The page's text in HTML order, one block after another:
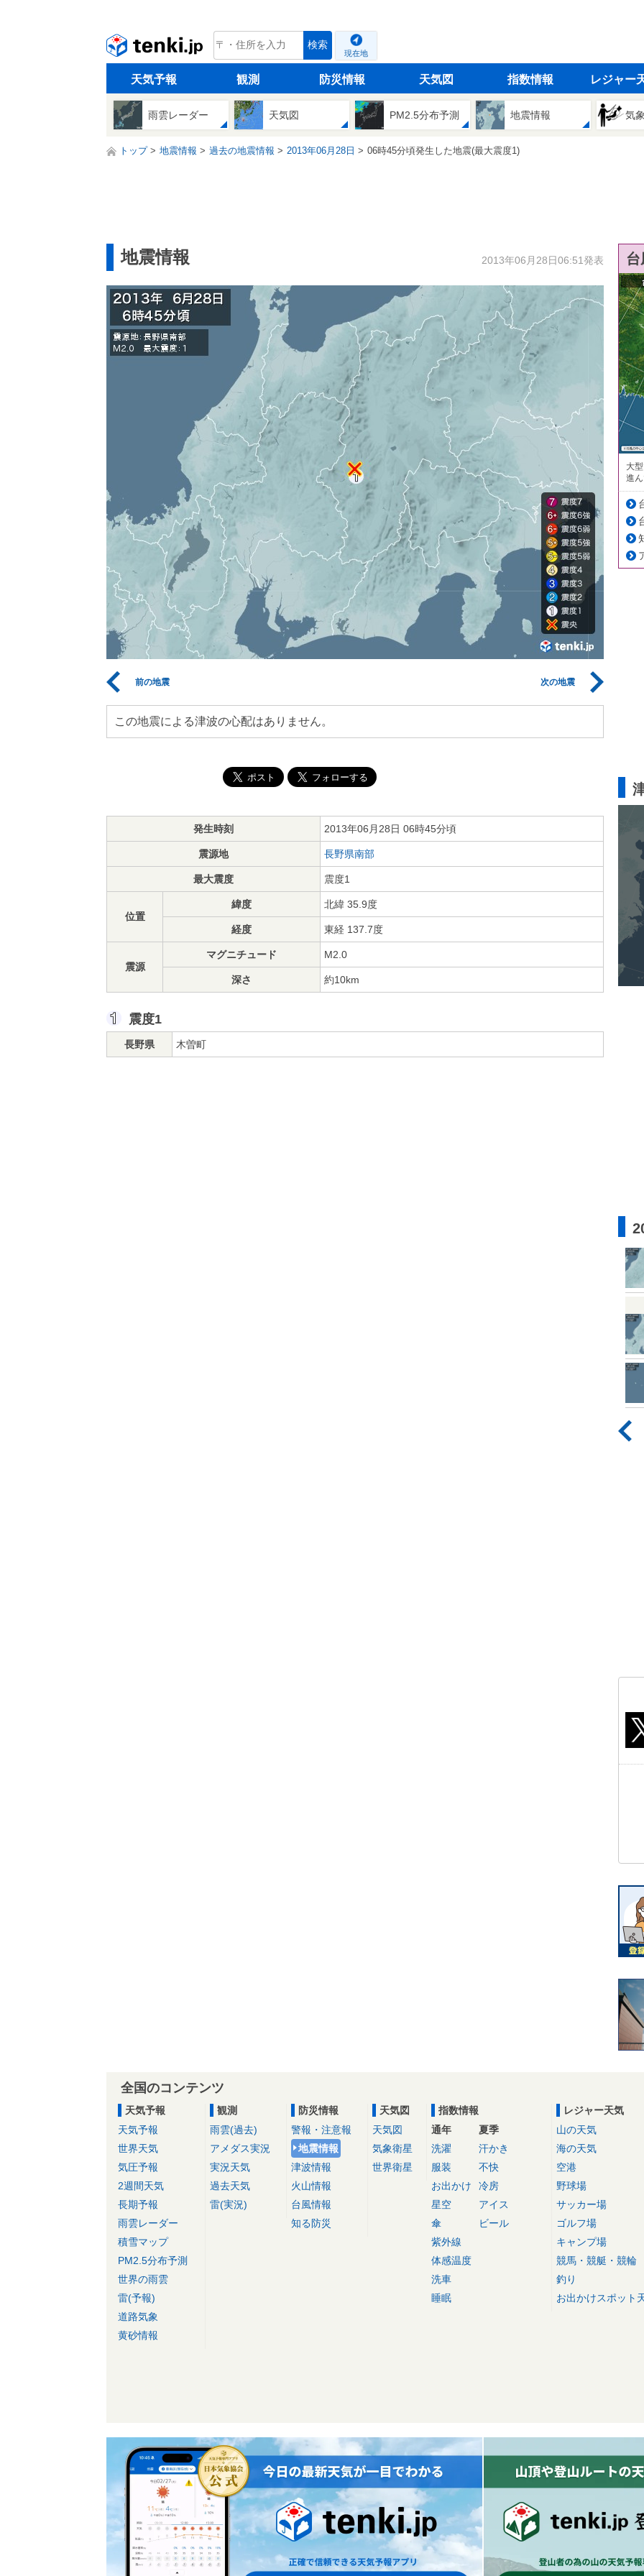
tenki.jp 検索
現在地
天気予報 観測 防災情報 天気図 指数情報 レジャー
雨雲レーダー 天気図 PM2.5分布予測 地震情報 気
トップ 地震情報 過去の地震情報 2013年06月28日 06時45分頃発生した地震(最大震度1)
地震情報 2013年06月28日06:51発表
前の地震 次の地震
この地震による津波の心配はありません。
発生時刻 2013年06月28日 06時45分頃
震源地 長野県南部
最大震度 震度1
位置
緯度 北緯 35.9度
経度 東経 137.7度
震源
マグニチュード M2.0
深さ 約10km
震度1
長野県 木曽町
大
進
全国のコンテンツ
天気予報
天気予報
世界天気
気圧予報
2週間天気
長期予報
雨雲レーダー
積雪マップ
PM2.5分布予測
世界の雨雲
雷(予報)
道路気象
黄砂情報
観測
雨雲(過去)
アメダス実況
実況天気
過去天気
雷(実況)
防災情報
警報・注意報
地震情報
津波情報
火山情報
台風情報
知る防災
天気図
天気図
気象衛星
世界衛星
指数情報
通年
洗濯
服装
お出かけ
星空
傘
紫外線
体感温度
洗車
睡眠
夏季
汗かき
不快
冷房
アイス
ビール
レジャー天気
山の天気
海の天気
空港
野球場
サッカー場
ゴルフ場
キャンプ場
競馬・競艇・競輪
釣り
お出かけスポット